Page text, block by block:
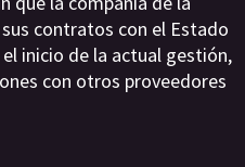
contratos con el Estado
inicio de la actual gestión,
con otros proveedores